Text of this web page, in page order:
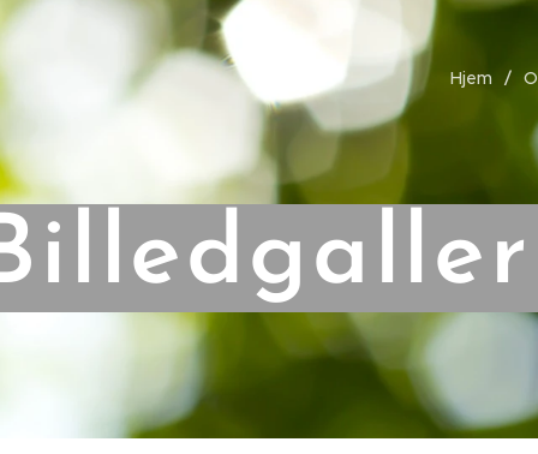
Hjem